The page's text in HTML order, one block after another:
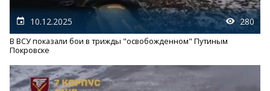
10.12.2025 280
В ВСУ показали бои в трижды "освобожденном" Путиным
Покровске